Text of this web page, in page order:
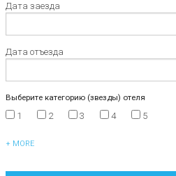
Дата заезда
Дата отъезда
Выберите категорию (звезды) отеля
1 2 3 4 5
+ MORE